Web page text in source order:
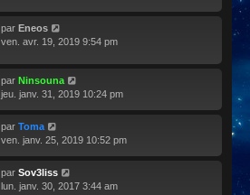
par Eneos
ven. avr. 19, 2019 9:54 pm
par Ninsouna
jeu. janv. 31, 2019 10:24 pm
par Toma
ven. janv. 25, 2019 10:52 pm
par Sov3liss
lun. janv. 30, 2017 3:44 am